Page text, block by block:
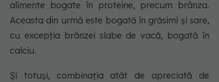
alimente bogate în proteine, precum brânza.
Aceasta din urmă este bogată în grăsimi și sare,
cu excepția brânzei slabe de vacă, bogată în
calciu.
Și totuși, combinația atât de apreciată de